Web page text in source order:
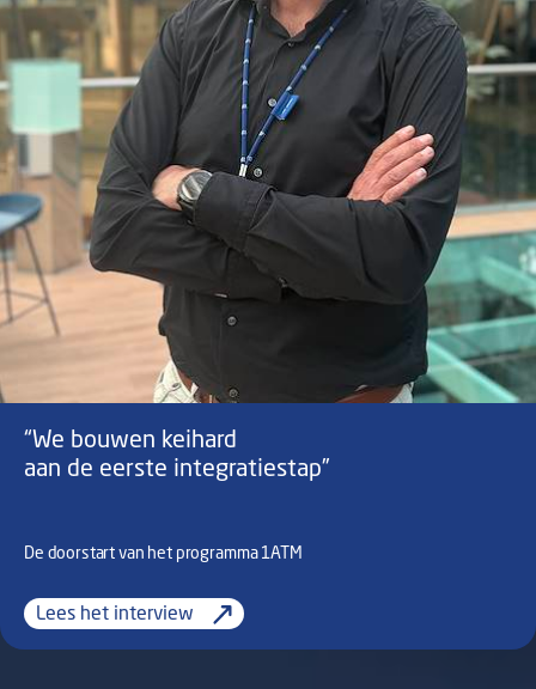
“We bouwen keihard
aan de eerste integratiestap”
De doorstart van het programma 1ATM
Lees het interview